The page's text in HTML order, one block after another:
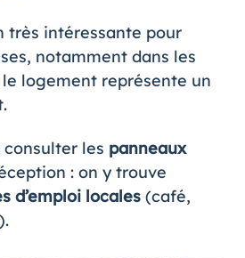
très intéressante pour
notamment dans les
logement représente un
consulter les panneaux
: on y trouve
d’emploi locales(café,